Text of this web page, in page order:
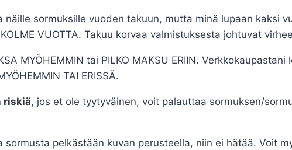
näille sormuksille vuoden takuun, mutta minä lupaan kaksi
VUOTTA. Takuu korvaa valmistuksesta johtuvat
MYÖHEMMIN tai PILKO MAKSU ERIIN.
TAI ERISSÄ.
riskiä, jos et ole tyytyväinen, voit palauttaa sormuksen/
pelkästään kuvan perusteella, niin ei hätää. Voit